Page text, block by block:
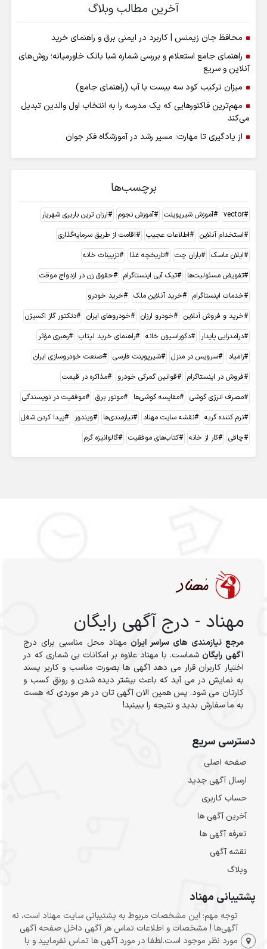
آخرین مطالب وبلاگ
محافظ جان زیمنس | کاربرد در ایمنی برق و راهنمای خرید
راهنمای جامع استعلام و بررسی شماره شبا بانک خاورمیانه؛ روش‌های
آنلاین و سریع
میزان ترکیب کود سه بیست با آب (راهنمای جامع)
مهم‌ترین فاکتورهایی که یک مدرسه را به انتخاب اول والدین تبدیل
می‌کند
از یادگیری تا مهارت؛ مسیر رشد در آموزشگاه فکر جوان
برچسب‌ها
vector آموزش شیرپوینت آموزش نجوم
ارزان ترین باربری شهریار
استخدام آنلاین
اطلاعات عجیب
اقامت از طریق سرمایه‌گذاری
ایلان ماسک
باران چت تاریخچه غذا
تزیینات خانه
تفویض مسئولیت‌ها
تیک آبی اینستاگرام
حقوق زن در ازدواج موقت
خدمات اینستاگرام
خرید آنلاین ملک
خرید خودرو
خرید و فروش آنلاین
خودرو ارزان خودروهای ایران
دتکتور گاز اکسیژن
درآمدزایی پایدار
دکوراسیون خانه راهنمای خرید لپتاپ
رهبری مؤثر
زامیاد
سرویس در منزل شیرپوینت فارسی
صنعت خودروسازی ایران
فروش در اینستاگرام
قوانین گمرکی خودرو
مذاکره در قیمت
مصرف انرژی گوشی
مقایسه گوشی‌ها موتور برق
موفقیت در نویسندگی
نرم کننده گربه
نقشه سایت مهناد نیازمندی‌ها ویندوز
پیدا کردن شغل
چاقی
کار از خانه کتاب‌های موفقیت گالوانیزه گرم
مهناد - درج آگهی رایگان
مرجع نیازمندی های سراسر ایران مهناد محل مناسبی برای درج
آگهی رایگان شماست. با مهناد علاوه بر امکانات بی شماری که در
اختیار کاربران قرار می دهد آگهی ها بصورت مناسب و کاربر پسند
به نمایش در می آید که باعث بیشتر دیده شدن و رونق کسب و
کارتان می شود. پس همین الان آگهی تان در هر موردی که هست
به ما سفارش بدید و نتیجه را ببینید!
دسترسی سریع
صفحه اصلی
ارسال‌ آگهی جدید
حساب کاربری
آخرین آگهی ها
تعرفه آگهی ها
نقشه آگهی
وبلاگ
پشتیبانی مهناد
توجه مهم: این مشخصات مربوط به پشتیبانی سایت مهناد است، نه
آگهی‌ها ! مشخصات و اطلاعات تماس هر آگهی داخل صفحه آگهی
مورد نظر موجود است.لطفا در مورد آگهی ها تماس نفرمایید و با